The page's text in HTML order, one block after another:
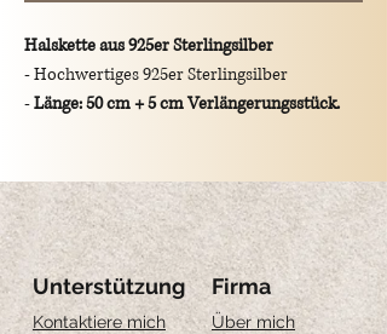
Halskette aus 925er Sterlingsilber
- Hochwertiges 925er Sterlingsilber
-Länge: 50 cm + 5 cm Verlängerungsstück.
- Glänzende Oberfläche, die das Licht
einfängt und reflektiert.
- Größe des Anhängers: 1,5 cm × 2 cm.
- Elegant, leuchtend und perfekt für den
täglichen Gebrauch ☀️
Unterstützung
Kontaktiere mich
Firma
Über mich